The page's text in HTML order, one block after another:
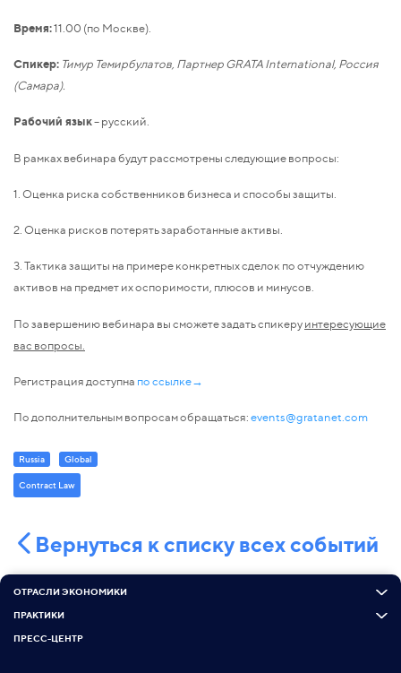
Время:11.00 (по Москве).
Спикер: Тимур Темирбулатов, Партнер GRATA International, Россия
(Самара).
Рабочий язык– русский.
В рамках вебинара будут рассмотрены следующие вопросы:
1. Оценка риска собственников бизнеса и способы защиты.
2. Оценка рисков потерять заработанные активы.
3. Тактика защиты на примере конкретных сделок по отчуждению
активов на предмет их оспоримости, плюсов и минусов.
По завершению вебинара вы сможете задать спикеруинтересующие
вас вопросы.
Регистрация доступна по ссылке→
По дополнительным вопросам обращаться:events@gratanet.com
Russia Global
Contract Law
Вернуться к списку всех событий
ОТРАСЛИ ЭКОНОМИКИ
ПРАКТИКИ
ПРЕСС-ЦЕНТР